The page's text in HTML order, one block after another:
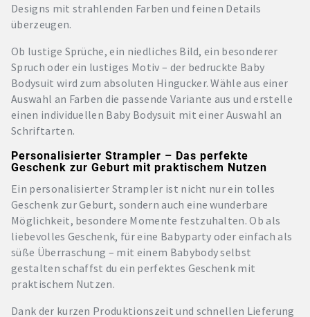
Designs mit strahlenden Farben und feinen Details
überzeugen.
Ob lustige Sprüche, ein niedliches Bild, ein besonderer
Spruch oder ein lustiges Motiv – der bedruckte Baby
Bodysuit wird zum absoluten Hingucker. Wähle aus einer
Auswahl an Farben die passende Variante aus und erstelle
einen individuellen Baby Bodysuit mit einer Auswahl an
Schriftarten.
Personalisierter Strampler – Das perfekte
Geschenk zur Geburt mit praktischem Nutzen
Ein personalisierter Strampler ist nicht nur ein tolles
Geschenk zur Geburt, sondern auch eine wunderbare
Möglichkeit, besondere Momente festzuhalten. Ob als
liebevolles Geschenk, für eine Babyparty oder einfach als
süße Überraschung – mit einem Babybody selbst
gestalten schaffst du ein perfektes Geschenk mit
praktischem Nutzen.
Dank der kurzen Produktionszeit und schnellen Lieferung